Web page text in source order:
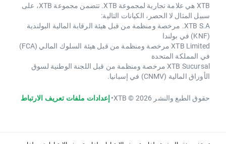
XTB هي علامة تجارية لمجموعة XTB. تتضمن مجموعة XTB، على
سبيل المثال لا الحصر، الكيانات التالية:
XTB S.A. مرخصة ومنظمة من قبل هيئة الرقابة المالية البولندية
(KNF) في بولندا
XTB Limited مرخصة ومنظمة من قبل هيئة السلوك المالي (FCA)
في المملكة المتحدة
XTB Sucursal مرخصة ومنظمة من قبل اللجنة الوطنية لسوق
الأوراق المالية (CNMV) في إسبانيا.
حقوق الطبع والنشر 2026 © XTB •إعدادات ملفات تعريف الارتباط